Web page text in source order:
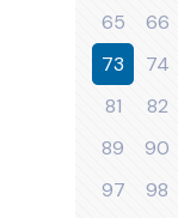
65
66
73
74
81
82
89
90
97
98